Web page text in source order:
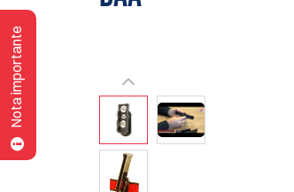
Nota importante